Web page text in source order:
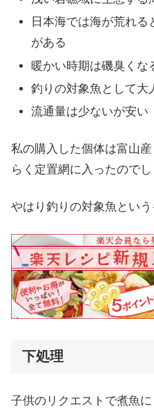
日本海では海が荒れ
がある
暖かい時期は磯臭くな
釣りの対象魚として大
流通量は少ないが安い
私の購入した個体は富山
らく定置網に入ったのでし
やはり釣りの対象魚とい
下処理
子供のリクエストで煮魚に